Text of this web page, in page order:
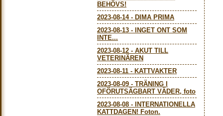
BEHÖVS!
2023-08-14- DIMA PRIMA
2023-08-13 -
INGET ONT SOM
INTE...
2023-08-12 - AKUT TILL
VETERINÄREN
2023-08-11 - KATTVAKTER
2023-08-09 - TRÄNING I
OFÖRUTSÄGBART VÄDER, foto
2023-08-08 -
INTERNATIONELLA
KATTDAGEN! Foton.